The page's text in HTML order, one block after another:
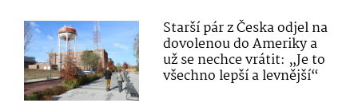
Starší pár z Česka odjel na
dovolenou do Ameriky a
už se nechce vrátit: „Je to
všechno lepší a levnější“